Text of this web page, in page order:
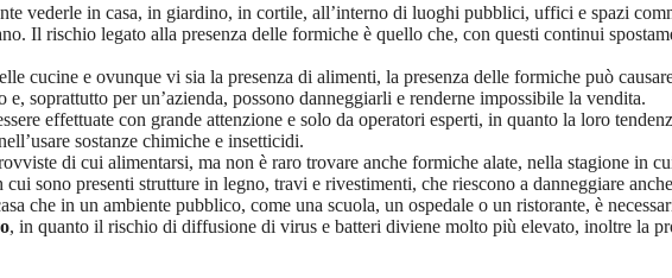
vederle in casa, in giardino, in cortile, all’interno di luoghi pubblici, uffici e spazi
Il rischio legato alla presenza delle formiche è quello che, con questi continui
cucine e ovunque vi sia la presenza di alimenti, la presenza delle formiche può
soprattutto per un’azienda, possono danneggiarli e renderne impossibile la vendita.
effettuate con grande attenzione e solo da operatori esperti, in quanto la loro
sostanze chimiche e insetticidi.
di cui alimentarsi, ma non è raro trovare anche formiche alate, nella stagione in
sono presenti strutture in legno, travi e rivestimenti, che riescono a danneggiare
che in un ambiente pubblico, come una scuola, un ospedale o un ristorante, è
, in quanto il rischio di diffusione di virus e batteri diviene molto più elevato, inoltre la